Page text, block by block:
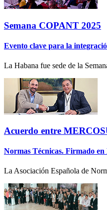
Semana COPANT 2025
Evento clave para la
La Habana fue sede de la
Acuerdo entre
Normas Técnicas. Firmado
La Asociación Española de